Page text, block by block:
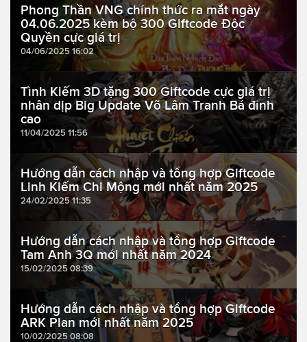
Phong Thần VNG chính thức ra mắt ngày
04.06.2025 kèm bộ 300 Giftcode Độc
Quyền cực giá trị
04/06/2025 16:02
Tình Kiếm 3D tặng 300 Giftcode cực giá trị
nhân dịp Big Update Võ Lâm Tranh Bá đỉnh
cao
11/04/2025 11:56
Hướng dẫn cách nhập và tổng hợp Giftcode
Linh Kiếm Chi Mộng mới nhất năm 2025
24/02/2025 11:35
Hướng dẫn cách nhập và tổng hợp Giftcode
Tam Anh 3Q mới nhất năm 2024
15/02/2025 08:39
Hướng dẫn cách nhập và tổng hợp Giftcode
ARK Plan mới nhất năm 2025
10/02/2025 08:08